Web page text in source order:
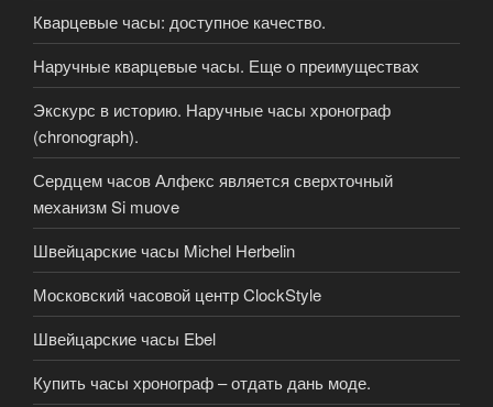
Кварцевые часы: доступное качество.
Наручные кварцевые часы. Еще о преимуществах
Экскурс в историю. Наручные часы хронограф
(chronograph).
Сердцем часов Алфекс является сверхточный
механизм Si muove
Швейцарские часы Michel Herbelin
Московский часовой центр ClockStyle
Швейцарские часы Ebel
Купить часы хронограф – отдать дань моде.